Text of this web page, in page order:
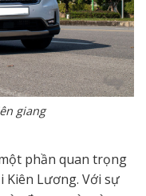
giang
phần quan trọng
Lương. Với sự